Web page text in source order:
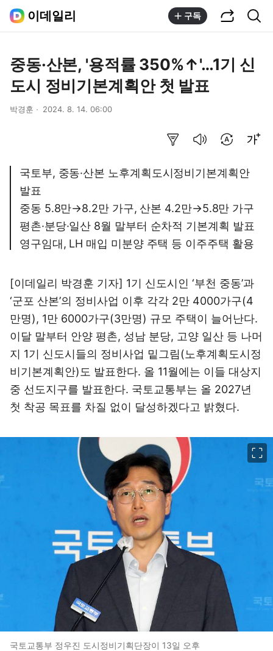
이데일리 구독
중동·산본, '용적률 350%↑'…1기 신
도시 정비기본계획안 첫 발표
박경훈 2024. 8. 14. 06:00
국토부, 중동·산본 노후계획도시정비기본계획안
발표
중동 5.8만→8.2만 가구, 산본 4.2만→5.8만 가구
평촌·분당·일산 8월 말부터 순차적 기본계획 발표
영구임대, LH 매입 미분양 주택 등 이주주택 활용
[이데일리 박경훈 기자] 1기 신도시인 ‘부천 중동’과
‘군포 산본’의 정비사업 이후 각각 2만 4000가구(4
만명), 1만 6000가구(3만명) 규모 주택이 늘어난다.
이달 말부터 안양 평촌, 성남 분당, 고양 일산 등 나머
지 1기 신도시들의 정비사업 밑그림(노후계획도시정
비기본계획안)도 발표한다. 올 11월에는 이들 대상지
중 선도지구를 발표한다. 국토교통부는 올 2027년
첫 착공 목표를 차질 없이 달성하겠다고 밝혔다.
국토교통부 정우진 도시정비기획단장이 13일 오후